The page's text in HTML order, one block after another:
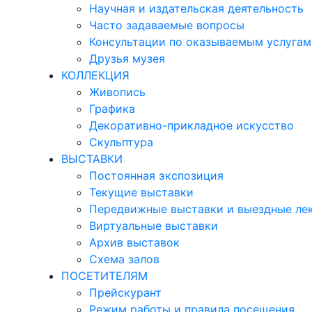
Научная и издательская деятельность
Часто задаваемые вопросы
Консультации по оказываемым услугам
Друзья музея
КОЛЛЕКЦИЯ
Живопись
Графика
Декоративно-прикладное искусство
Скульптура
ВЫСТАВКИ
Постоянная экспозиция
Текущие выставки
Передвижные выставки и выездные
Виртуальные выставки
Архив выставок
Схема залов
ПОСЕТИТЕЛЯМ
Прейскурант
Режим работы и правила посещения